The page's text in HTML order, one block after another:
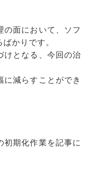
の面において、ソフ
かりです。
けとなる、今回の治
に減らすことができ
初期化作業を記事に